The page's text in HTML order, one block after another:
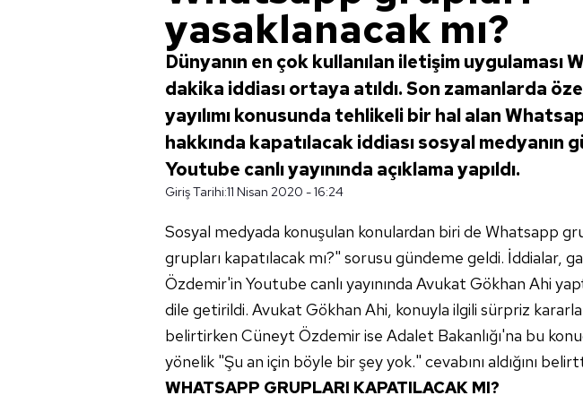
yasaklanacak mı?
Dünyanın en çok kullanılan iletişim uygulaması
dakika iddiası ortaya atıldı. Son zamanlarda
yayılımı konusunda tehlikeli bir hal alan
hakkında kapatılacak iddiası sosyal medyanın
Youtube canlı yayınında açıklama yapıldı.
Giriş Tarihi:11 Nisan 2020 - 16:24
Sosyal medyada konuşulan konulardan biri de Whatsapp
grupları kapatılacak mı?" sorusu gündeme geldi. İddialar,
Özdemir'in Youtube canlı yayınında Avukat Gökhan Ahi
dile getirildi. Avukat Gökhan Ahi, konuyla ilgili sürpriz
belirtirken Cüneyt Özdemir ise Adalet Bakanlığı'na bu
yönelik "Şu an için böyle bir şey yok." cevabını aldığını
WHATSAPP GRUPLARI KAPATILACAK MI?